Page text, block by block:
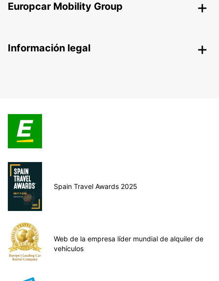
Europcar Mobility Group
Información legal
Spain Travel Awards 2025
Web de la empresa líder mundial de alquiler de
vehículos